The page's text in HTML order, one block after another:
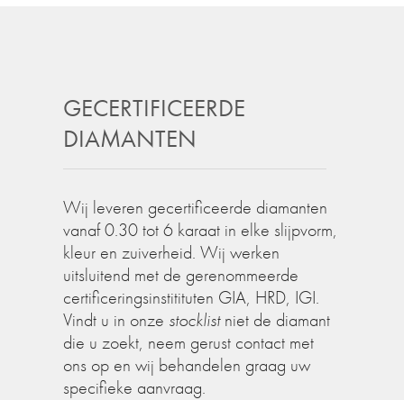
GECERTIFICEERDE
DIAMANTEN
Wij leveren gecertificeerde diamanten
vanaf 0.30 tot 6 karaat in elke slijpvorm,
kleur en zuiverheid. Wij werken
uitsluitend met de gerenommeerde
certificeringsinstitituten GIA, HRD, IGI.
Vindt u in onze stocklistniet de diamant
die u zoekt, neem gerust contact met
ons op en wij behandelen graag uw
specifieke aanvraag.